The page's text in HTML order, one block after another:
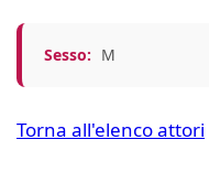
Sesso: M
Torna all'elenco attori